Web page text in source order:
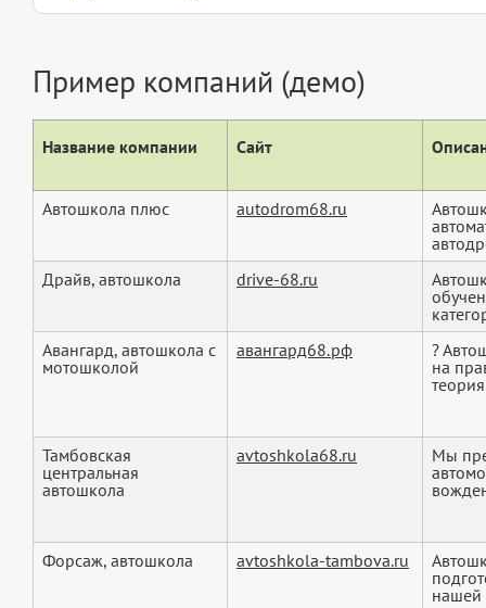
Пример компаний (демо)
Название компании Сайт
Автошкола плюс autodrom68.ru
Драйв, автошкола
drive-68.ru
Авангард, автошкола с
мотошколой
авангард68.рф
?
на
Тамбовская
центральная
автошкола
avtoshkola68.ru
Мы
Форсаж, автошкола avtoshkola-tambova.ru
нашей